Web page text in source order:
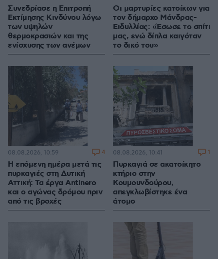
Συνεδρίασε η Επιτροπή
Εκτίμησης Κινδύνου λόγω
των υψηλών
θερμοκρασιών και της
ενίσχυσης των ανέμων
Οι μαρτυρίες κατοίκων για
τον δήμαρχο Μάνδρας-
Ειδυλλίας: «Έσωσε το σπίτι
μας, ενώ δίπλα καιγόταν
το δικό του»
Η επόμενη ημέρα μετά τις
πυρκαγιές στη Δυτική
Αττική: Τα έργα Antinero
και ο αγώνας δρόμου πριν
από τις βροχές
08.08.2026, 10:59 4
Πυρκαγιά σε ακατοίκητο
κτήριο στην
Κουμουνδούρου,
απεγκλωβίστηκε ένα
άτομο
08.08.2026, 10:41 1